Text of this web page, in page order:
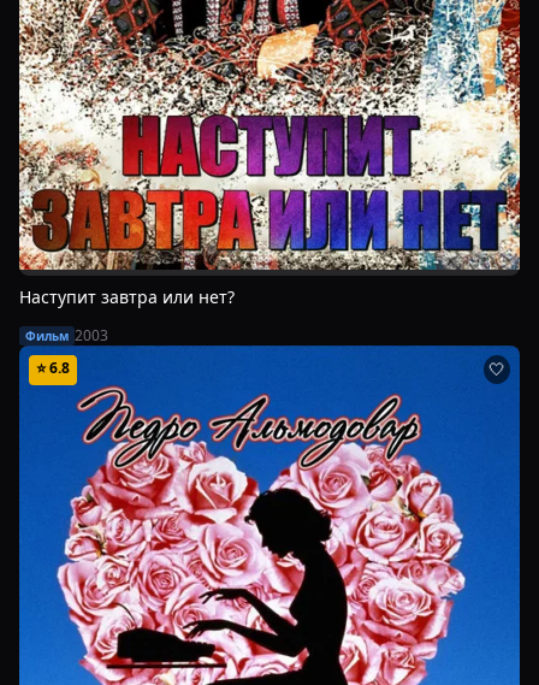
Наступит завтра или нет?
Фильм 2003
⭐6.8 🤍